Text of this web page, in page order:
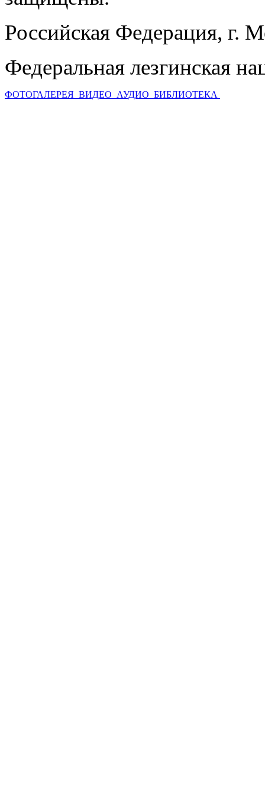
Российская Федерация, г.
Федеральная лезгинская
ФОТОГАЛЕРЕЯ ВИДЕО АУДИО БИБЛИОТЕКА